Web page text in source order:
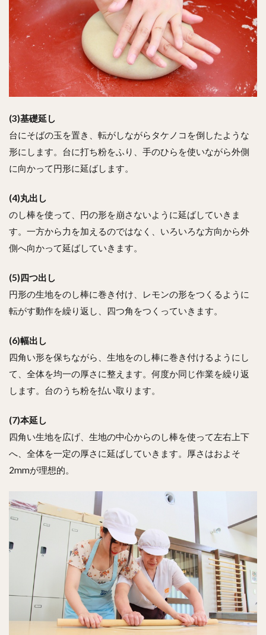
(3)基礎延し
台にそばの玉を置き、転がしながらタケノコを倒したような
形にします。台に打ち粉をふり、手のひらを使いながら外側
に向かって円形に延ばします。
(4)丸出し
のし棒を使って、円の形を崩さないように延ばしていきま
す。一方から力を加えるのではなく、いろいろな方向から外
側へ向かって延ばしていきます。
(5)四つ出し
円形の生地をのし棒に巻き付け、レモンの形をつくるように
転がす動作を繰り返し、四つ角をつくっていきます。
(6)幅出し
四角い形を保ちながら、生地をのし棒に巻き付けるようにし
て、全体を均一の厚さに整えます。何度か同じ作業を繰り返
します。台のうち粉を払い取ります。
(7)本延し
四角い生地を広げ、生地の中心からのし棒を使って左右上下
へ、全体を一定の厚さに延ばしていきます。厚さはおよそ
2mmが理想的。